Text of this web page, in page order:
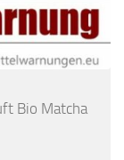
Bio Matcha